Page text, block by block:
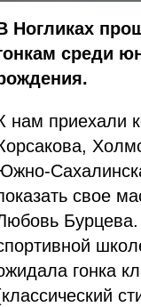
Ногликах
среди
нам приехали
свое
Бурцева.
гонка